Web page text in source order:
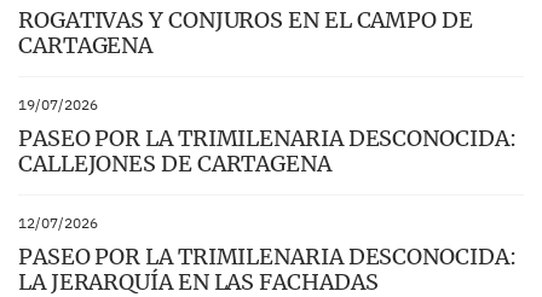
ROGATIVAS Y CONJUROS EN EL CAMPO DE
CARTAGENA
19/07/2026
PASEO POR LA TRIMILENARIA DESCONOCIDA:
CALLEJONES DE CARTAGENA
12/07/2026
PASEO POR LA TRIMILENARIA DESCONOCIDA:
LA JERARQUÍA EN LAS FACHADAS